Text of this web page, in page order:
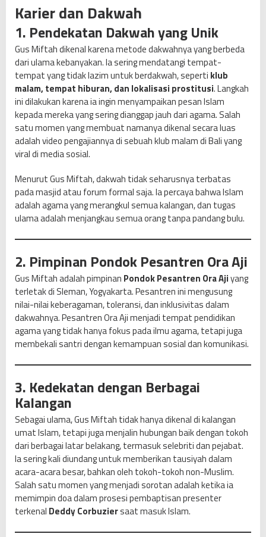
Karier dan Dakwah
1. Pendekatan Dakwah yang Unik
Gus Miftah dikenal karena metode dakwahnya yang berbeda
dari ulama kebanyakan. Ia sering mendatangi tempat-
tempat yang tidak lazim untuk berdakwah, seperti klub
malam, tempat hiburan, dan lokalisasi prostitusi. Langkah
ini dilakukan karena ia ingin menyampaikan pesan Islam
kepada mereka yang sering dianggap jauh dari agama. Salah
satu momen yang membuat namanya dikenal secara luas
adalah video pengajiannya di sebuah klub malam di Bali yang
viral di media sosial.
Menurut Gus Miftah, dakwah tidak seharusnya terbatas
pada masjid atau forum formal saja. Ia percaya bahwa Islam
adalah agama yang merangkul semua kalangan, dan tugas
ulama adalah menjangkau semua orang tanpa pandang bulu.
2. Pimpinan Pondok Pesantren Ora Aji
Gus Miftah adalah pimpinan Pondok Pesantren Ora Ajiyang
terletak di Sleman, Yogyakarta. Pesantren ini mengusung
nilai-nilai keberagaman, toleransi, dan inklusivitas dalam
dakwahnya. Pesantren Ora Aji menjadi tempat pendidikan
agama yang tidak hanya fokus pada ilmu agama, tetapi juga
membekali santri dengan kemampuan sosial dan komunikasi.
3. Kedekatan dengan Berbagai
Kalangan
Sebagai ulama, Gus Miftah tidak hanya dikenal di kalangan
umat Islam, tetapi juga menjalin hubungan baik dengan tokoh
dari berbagai latar belakang, termasuk selebriti dan pejabat.
Ia sering kali diundang untuk memberikan tausiyah dalam
acara-acara besar, bahkan oleh tokoh-tokoh non-Muslim.
Salah satu momen yang menjadi sorotan adalah ketika ia
memimpin doa dalam prosesi pembaptisan presenter
terkenal Deddy Corbuziersaat masuk Islam.